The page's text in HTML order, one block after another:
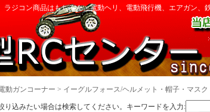
ラジコン商品はもちろん、電動ヘリ、電動飛行機、エアガン
動ガンコーナー > イーグルフォース/ヘルメット・帽子・マス
り込みたい場合は検索してください。キーワードを入力: